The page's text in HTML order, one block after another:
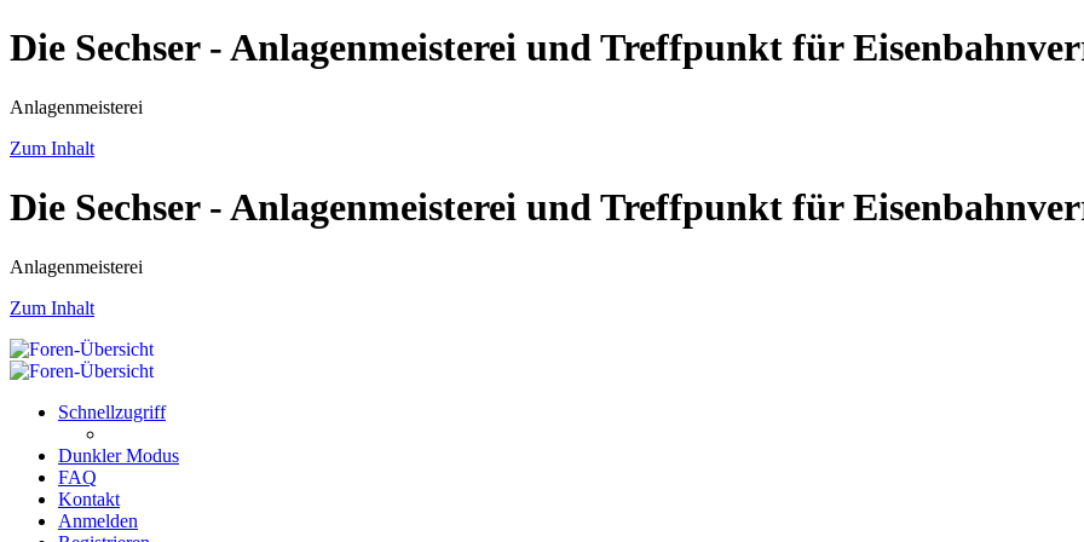
Die Sechser - Anlagenmeisterei und Treffpunkt für
Anlagenmeisterei
Zum Inhalt
Die Sechser - Anlagenmeisterei und Treffpunkt für
Anlagenmeisterei
Zum Inhalt
Schnellzugriff
Dunkler Modus
FAQ
Kontakt
Anmelden